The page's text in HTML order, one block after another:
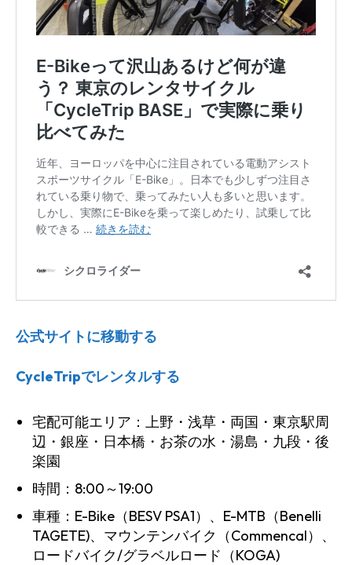
公式サイトに移動する
CycleTripでレンタルする
宅配可能エリア：上野・浅草・両国・東京駅周
辺・銀座・日本橋・お茶の水・湯島・九段・後
楽園
時間：8:00～19:00
車種：E-Bike（BESV PSA1）、E-MTB（Benelli
TAGETE)、マウンテンバイク（Commencal）、
ロードバイク/グラベルロード（KOGA)